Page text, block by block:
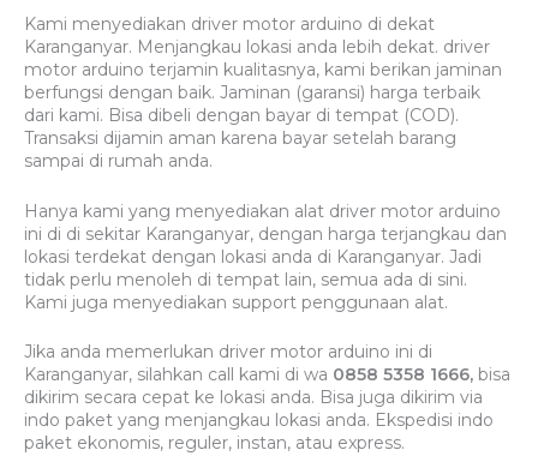
Kami menyediakan driver motor arduino di dekat
Karanganyar. Menjangkau lokasi anda lebih dekat. driver
motor arduino terjamin kualitasnya, kami berikan jaminan
berfungsi dengan baik. Jaminan (garansi) harga terbaik
dari kami. Bisa dibeli dengan bayar di tempat (COD).
Transaksi dijamin aman karena bayar setelah barang
sampai di rumah anda.
Hanya kami yang menyediakan alat driver motor arduino
ini di di sekitar Karanganyar, dengan harga terjangkau dan
lokasi terdekat dengan lokasi anda di Karanganyar. Jadi
tidak perlu menoleh di tempat lain, semua ada di sini.
Kami juga menyediakan support penggunaan alat.
Jika anda memerlukan driver motor arduino ini di
Karanganyar, silahkan call kami di wa 0858 5358 1666, bisa
dikirim secara cepat ke lokasi anda. Bisa juga dikirim via
indo paket yang menjangkau lokasi anda. Ekspedisi indo
paket ekonomis, reguler, instan, atau express.